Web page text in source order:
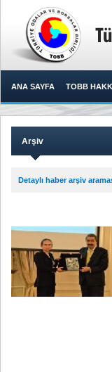
ANA SAYFA TOBB
Arşiv
Detaylı haber arşiv